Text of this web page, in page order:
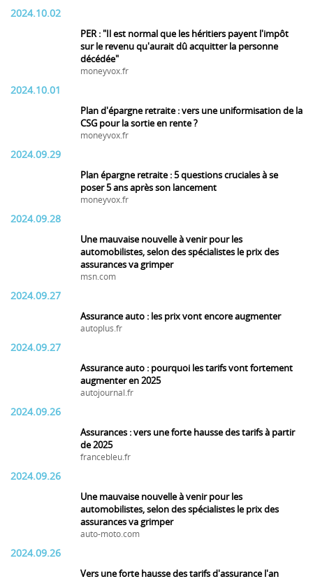
2024.10.02
PER : "Il est normal que les héritiers payent l'impôt
sur le revenu qu'aurait dû acquitter la personne
décédée"
moneyvox.fr
2024.10.01
Plan d'épargne retraite : vers une uniformisation de la
CSG pour la sortie en rente ?
moneyvox.fr
2024.09.29
Plan épargne retraite : 5 questions cruciales à se
poser 5 ans après son lancement
moneyvox.fr
2024.09.28
Une mauvaise nouvelle à venir pour les
automobilistes, selon des spécialistes le prix des
assurances va grimper
msn.com
2024.09.27
Assurance auto : les prix vont encore augmenter
autoplus.fr
2024.09.27
Assurance auto : pourquoi les tarifs vont fortement
augmenter en 2025
autojournal.fr
2024.09.26
Assurances : vers une forte hausse des tarifs à partir
de 2025
francebleu.fr
2024.09.26
Une mauvaise nouvelle à venir pour les
automobilistes, selon des spécialistes le prix des
assurances va grimper
auto-moto.com
2024.09.26
Vers une forte hausse des tarifs d'assurance l'an